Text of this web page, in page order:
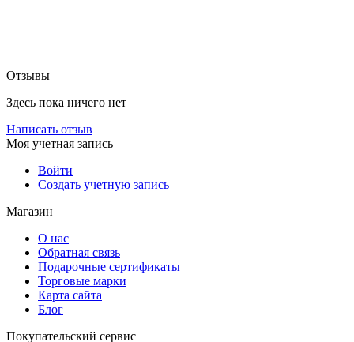
Отзывы
Здесь пока ничего нет
Написать отзыв
Моя учетная запись
Войти
Создать учетную запись
Магазин
О нас
Обратная связь
Подарочные сертификаты
Торговые марки
Карта сайта
Блог
Покупательский сервис